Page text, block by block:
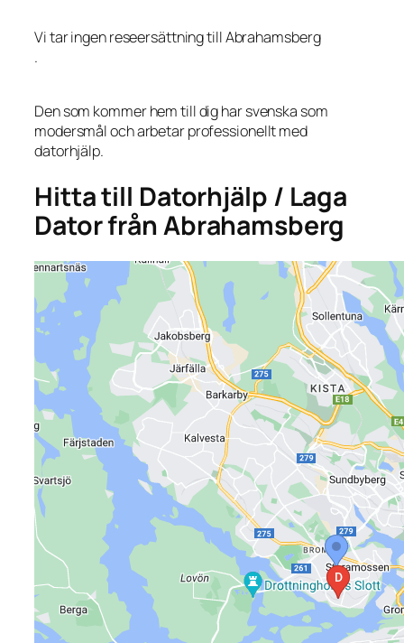
Vi tar ingen reseersättning till Abrahamsberg
.
Den som kommer hem till dig har svenska som
modersmål och arbetar professionellt med
datorhjälp.
Hitta till Datorhjälp / Laga
Dator från Abrahamsberg